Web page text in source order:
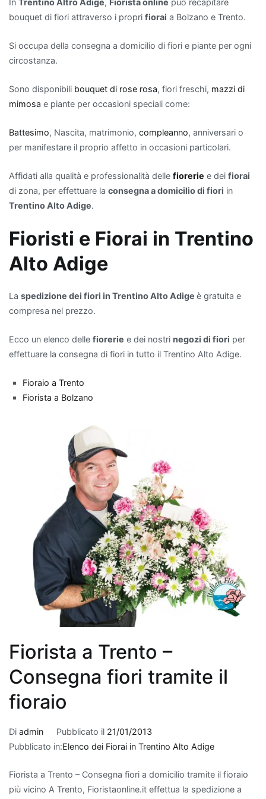
In Trentino Altro Adige, Fiorista online può recapitare
bouquet di fiori attraverso i propri fiorai a Bolzano e Trento.
Si occupa della consegna a domicilio di fiori e piante per ogni
circostanza.
Sono disponibili bouquet di rose rosa, fiori freschi, mazzi di
mimosa e piante per occasioni speciali come:
Battesimo, Nascita, matrimonio, compleanno, anniversari o
per manifestare il proprio affetto in occasioni particolari.
Affidati alla qualità e professionalità delle fiorerie e dei fiorai
di zona, per effettuare la consegna a domicilio di fiori in
Trentino Alto Adige.
Fioristi e Fiorai in Trentino
Alto Adige
La spedizione dei fiori in Trentino Alto Adige è gratuita e
compresa nel prezzo.
Ecco un elenco delle fiorerie e dei nostri negozi di fiori per
effettuare la consegna di fiori in tutto il Trentino Alto Adige.
Fioraio a Trento
Fiorista a Bolzano
Fiorista a Trento –
Consegna fiori tramite il
fioraio
Di admin Pubblicato il 21/01/2013
Pubblicato in:Elenco dei Fiorai in Trentino Alto Adige
Fiorista a Trento – Consegna fiori a domicilio tramite il fioraio
più vicino A Trento, Fioristaonline.it effettua la spedizione a
si
di
regalo
per
nuovo
appartamento,
piante
che
rappresentano
Non
un
tocco
contribuiscono
anche
a
migliorare
la
qualità
dell'aria
interna.
Le
piante
da
sono
note
per
capacità
di
sostanze
nocive